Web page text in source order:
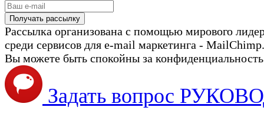
Рассылка организована с помощью мирового
среди сервисов для e-mail маркетинга - MailChimp.
Вы можете быть спокойны за
Задать вопрос